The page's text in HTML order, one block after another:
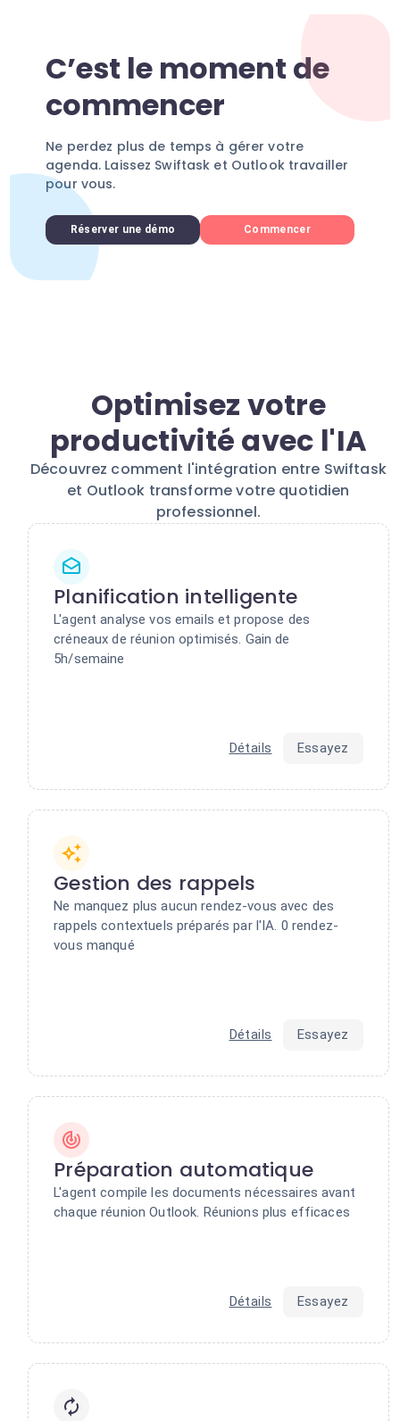
C’est le moment de
commencer
Ne perdez plus de temps à gérer votre
agenda. Laissez Swiftask et Outlook travailler
pour vous.
Réserver une démo Commencer
Optimisez votre
productivité avec l'IA
Découvrez comment l'intégration entre Swiftask
et Outlook transforme votre quotidien
professionnel.
Planification intelligente
L'agent analyse vos emails et propose des
créneaux de réunion optimisés. Gain de
5h/semaine
Détails Essayez
Gestion des rappels
Ne manquez plus aucun rendez-vous avec des
rappels contextuels préparés par l'IA. 0 rendez-
vous manqué
Détails Essayez
Préparation automatique
L'agent compile les documents nécessaires avant
chaque réunion Outlook. Réunions plus efficaces
Détails Essayez